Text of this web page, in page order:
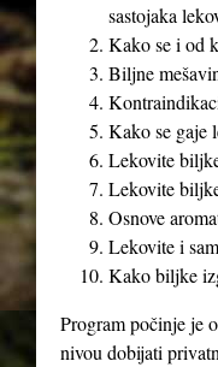
sastojaka
Kako se i od
Biljne
Kako se gaje
Lekovite
Lekovite
Osnove
Lekovite i
Kako biljke
Program počinje je
nivou dobijati